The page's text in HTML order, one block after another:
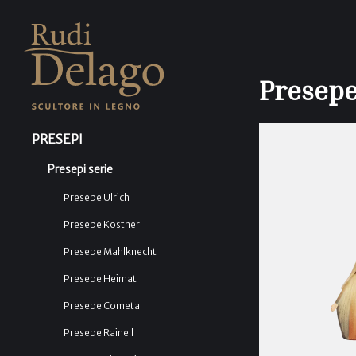
PRESEPI
Presepi serie
Presepe Ulrich
Presepe Kostner
Presepe Mahlknecht
Presepe Heimat
Presepe Cometa
Presepe Rainell